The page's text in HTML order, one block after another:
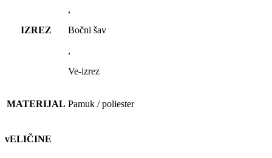
IZREZ
,
Bočni šav
,
Ve-izrez
MATERIJAL Pamuk / poliester
vELIČINE